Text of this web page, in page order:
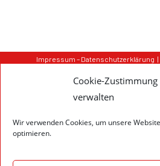
Cookie-Zustimmung
verwalten
Wir verwenden Cookies, um unsere
optimieren.
Impressum – Datenschutzerklärung
© 2020 Feuerwehr